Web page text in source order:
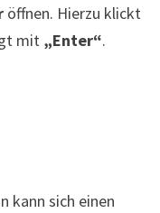
öffnen. Hierzu klickt
mit „Enter“.
kann sich einen